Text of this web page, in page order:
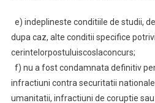
e) indeplineste conditiile de studii,
dupa caz, alte conditii specifice
cerintelorpostuluiscoslaconcurs;
f) nu a fost condamnata definitiv
infractiuni contra securitatii
umanitatii, infractiuni de coruptie